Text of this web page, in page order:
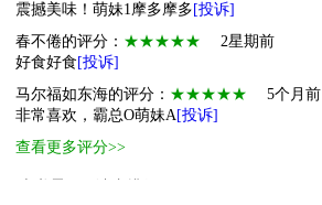
震撼美味！萌妹1摩多摩多 [投诉]
春不倦的评分： ★★★★★
2星期前
好食好食 [投诉]
马尔福如东海的评分： ★★★★★
5个月前
非常喜欢，霸总O萌妹A[投诉]
查看更多评分>>